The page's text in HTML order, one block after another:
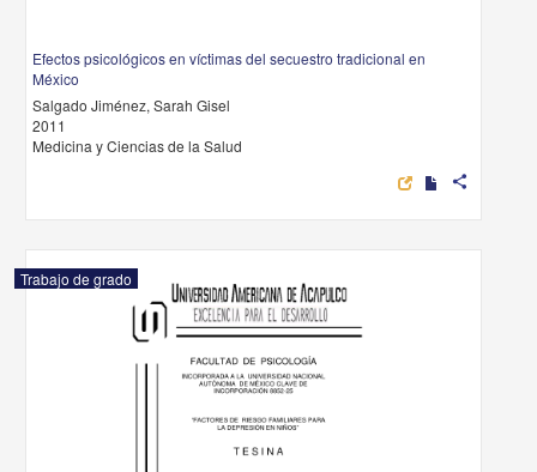
Efectos psicológicos en víctimas del secuestro tradicional en
México
Salgado Jiménez, Sarah Gisel
2011
Medicina y Ciencias de la Salud
share
Trabajo de grado